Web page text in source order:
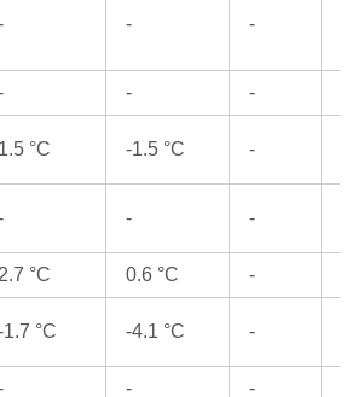
- -
- -
1.5 °C -1.5 °C -
- -
2.7 °C 0.6 °C -
1.7 °C -4.1 °C -
- -